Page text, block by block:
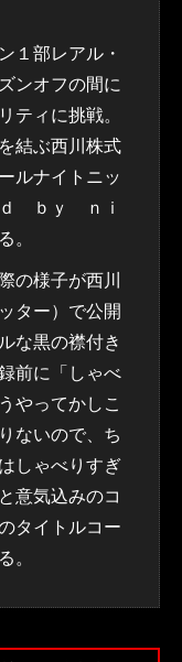
１部レアル・
ンオフの間に
ティに挑戦。
結ぶ西川株式
ルナイトニッ
ｄ ｂｙ ｎｉ
。
の様子が西川
ター）で公開
な黒の襟付き
前に「しゃべ
やってかしこ
ないので、ち
しゃべりすぎ
意気込みのコ
タイトルコー
。